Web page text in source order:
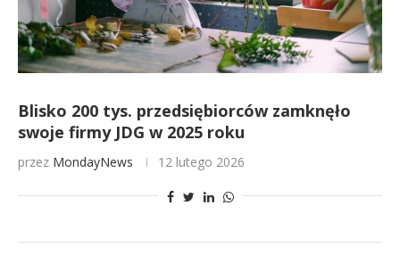
Blisko 200 tys. przedsiębiorców zamknęło
swoje firmy JDG w 2025 roku
przez MondayNews 12 lutego 2026